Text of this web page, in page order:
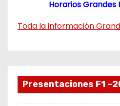
Horarios Grandes
Toda la información
Presentaciones F1